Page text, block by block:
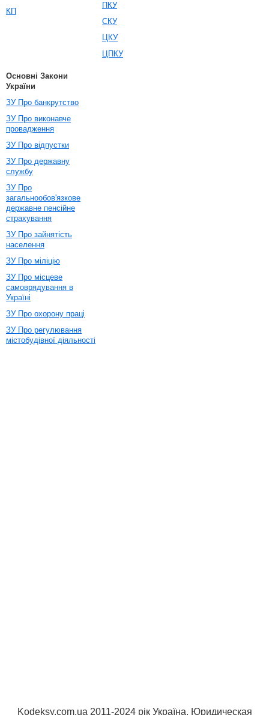
КП
ПКУ
СКУ
ЦКУ
ЦПКУ
Основні Закони
України
ЗУ Про банкрутство
ЗУ Про виконавче
провадження
ЗУ Про відпустки
ЗУ Про державну
службу
ЗУ Про
загальнообов'язкове
державне пенсійне
страхування
ЗУ Про зайнятість
населення
ЗУ Про міліцію
ЗУ Про місцеве
самоврядування в
Україні
ЗУ Про охорону праці
ЗУ Про регулювання
містобудівної діяльності
Kodeksy.com.ua 2011-2024 рік Україна. Юридическая